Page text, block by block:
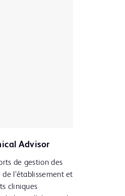
Advisor
de gestion des
l’établissement et
cliniques